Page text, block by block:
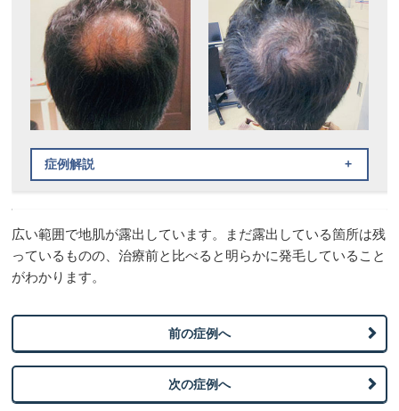
症例解説
オーダーメイドAGA処方薬
AGAメソセラピー
オーダーメイドAGA処方薬：内服薬治療
広い範囲で地肌が露出しています。まだ露出している箇所は残
っているものの、治療前と比べると明らかに発毛していること
がわかります。
前の症例へ
次の症例へ